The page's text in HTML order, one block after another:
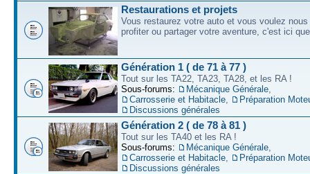
Restaurations et projets
Vous restaurez votre auto et vous voulez nous
profiter ou partager votre aventure, c'est ici
Génération 1 ( de 71 à 77 )
Tout sur les TA22, TA23, TA28, et les RA !
Sous-forums:
Mécanique Générale
Carrosserie et Habitacle
Préparation
Discussions générales
Génération 2 ( de 78 à 81 )
Tout sur les TA40 et les RA !
Sous-forums:
Mécanique Générale
Carrosserie et Habitacle
Préparation
Discussions générales